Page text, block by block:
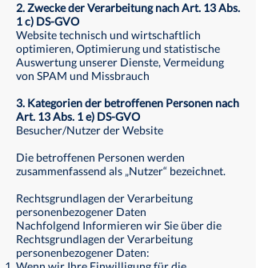
2. Zwecke der Verarbeitung nach Art. 13 Abs.
1 c) DS-GVO
Website technisch und wirtschaftlich
optimieren, Optimierung und statistische
Auswertung unserer Dienste, Vermeidung
von SPAM und Missbrauch
3. Kategorien der betroffenen Personen nach
Art. 13 Abs. 1 e) DS-GVO
Besucher/Nutzer der Website
Die betroffenen Personen werden
zusammenfassend als „Nutzer“ bezeichnet.
Rechtsgrundlagen der Verarbeitung
personenbezogener Daten
Nachfolgend Informieren wir Sie über die
Rechtsgrundlagen der Verarbeitung
personenbezogener Daten: